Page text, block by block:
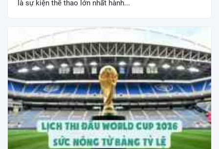
là sự kiện thể thao lớn nhất hành...